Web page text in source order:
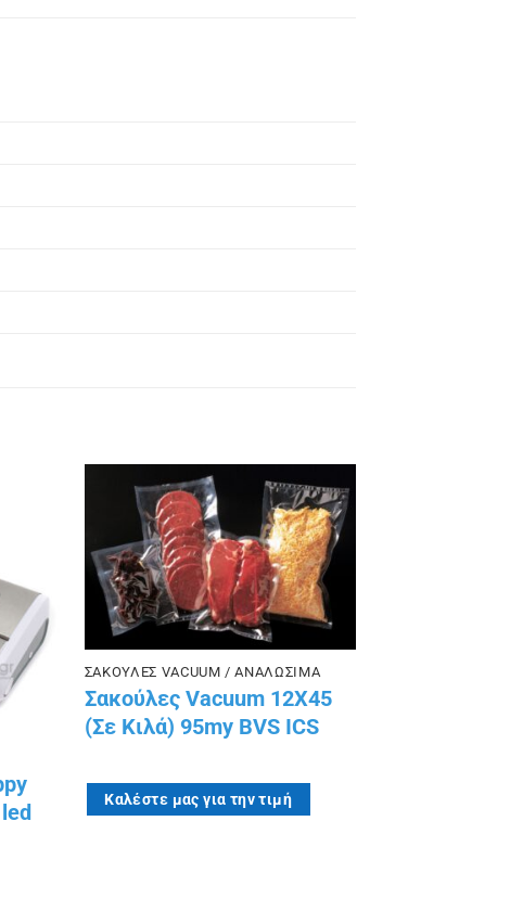
Πρόσθήκη
στην λίστα
επιθυμιών
ΣΑΚΟΥΛΕΣ VACUUM / ΑΝΑΛΩΣΙΜΑ
Σακούλες Vacuum 12X45
(Σε Kιλά) 95my BVS ICS
Καλέστε μας για την τιμή